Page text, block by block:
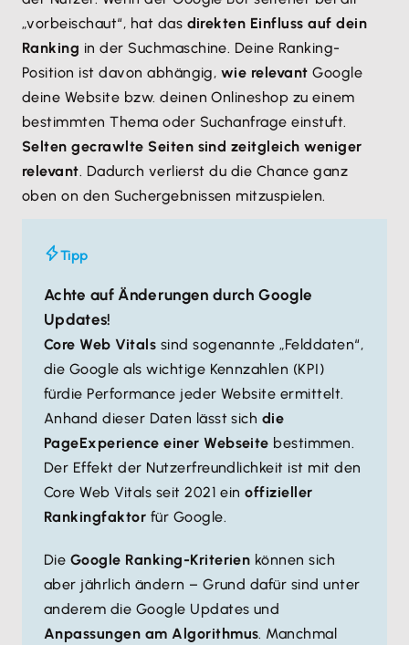
„vorbeischaut“, hat das direkten Einfluss auf dein
Ranking in der Suchmaschine. Deine Ranking-
Position ist davon abhängig, wie relevant Google
deine Website bzw. deinen Onlineshop zu einem
bestimmten Thema oder Suchanfrage einstuft.
Selten gecrawlte Seiten sind zeitgleich weniger
relevant. Dadurch verlierst du die Chance ganz
oben on den Suchergebnissen mitzuspielen.
Tipp
Achte auf Änderungen durch Google
Updates!
Core Web Vitals sind sogenannte „Felddaten“,
die Google als wichtige Kennzahlen (KPI)
fürdie Performance jeder Website ermittelt.
Anhand dieser Daten lässt sich die
PageExperience einer Webseite bestimmen.
Der Effekt der Nutzerfreundlichkeit ist mit den
Core Web Vitals seit 2021 einoffizieller
Rankingfaktor für Google.
Die Google Ranking-Kriterien können sich
aber jährlich ändern – Grund dafür sind unter
anderem die Google Updates und
Anpassungen am Algorithmus. Manchmal